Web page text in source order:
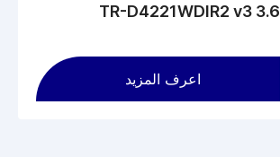
TR-D4221WDIR2 v3 3.6
اعرف المزيد